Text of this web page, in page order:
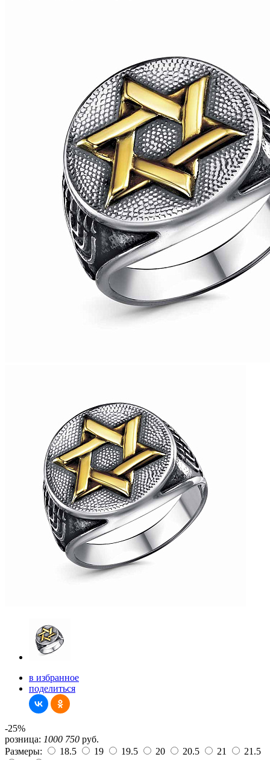
в избранное
поделиться
-25%
розница: 1000 750 руб.
Размеры:
18.5 19 19.5 20 20.5 21
21.5